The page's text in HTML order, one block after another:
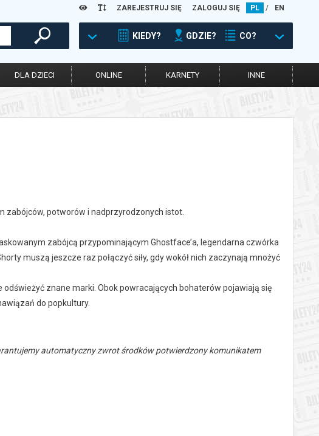
ZAREJESTRUJ SIĘ ZALOGUJ SIĘ PL / EN
KIEDY? GDZIE? CO?
DLA DZIECI ONLINE KARNETY INNE
zabójców, potworów i nadprzyrodzonych istot.
zabójcą przypominającym Ghostface’a, legendarna czwórka
muszą jeszcze raz połączyć siły, gdy wokół nich zaczynają mnożyć
znane marki. Obok powracających bohaterów pojawiają się
do popkultury.
automatyczny zwrot środków potwierdzony komunikatem